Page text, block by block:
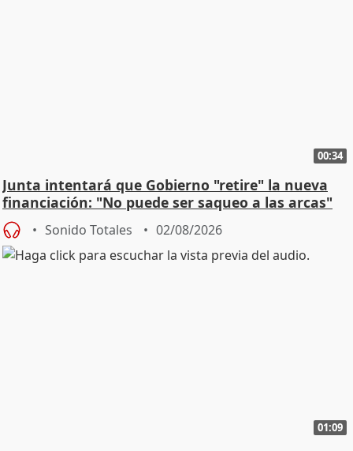
00:34
Junta intentará que Gobierno "retire" la nueva
financiación: "No puede ser saqueo a las arcas"
Sonido Totales 02/08/2026
01:09